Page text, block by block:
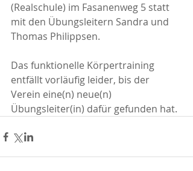
(Realschule) im Fasanenweg 5 statt
mit den Übungsleitern Sandra und
Thomas Philippsen.
Das funktionelle Körpertraining
entfällt vorläufig leider, bis der
Verein eine(n) neue(n)
Übungsleiter(in) dafür gefunden hat.